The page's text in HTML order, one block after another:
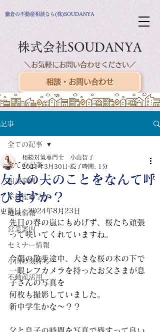
相談・お問い合わせ
鎌倉の不動産相談なら(株)SOUDANYA
株式会社SOUDANYA
＼お気軽にお問い合わせください／
記事
全ての記事
相談事例
不動産の学び
地域情報
営業案内
セミナー情報
小山の気持ち
不動産活用
全ての記事
友人の夫のことをなんて呼
びますか？
相続対策専門士 小山智子
2021年3月30日 読了時間: 1分
更新日：2024年8月23日
先日の春の嵐にもめげず、桜たち頑張
って咲いてくれていますね。
今朝の散歩途中、大きな桜の木の下で
一眼レフカメラを持ったお父さまが息
子さんの写真を
何枚も撮影していました。
新中学生かな～？？